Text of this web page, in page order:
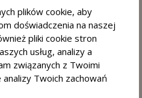
w trychologii
trychologa
WŁOSÓW I SKÓRY
plików cookie, aby
doświadczenia na naszej
pliki cookie stron
usług, analizy a
związanych z Twoimi
Twoich zachowań